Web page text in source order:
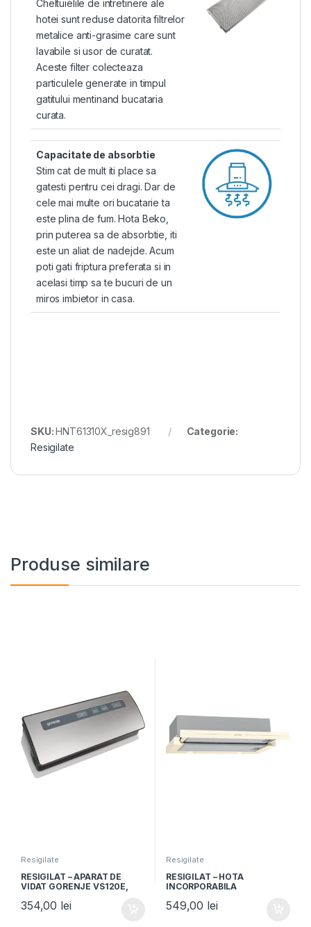
Cheltuielile de intretinere ale
hotei sunt reduse datorita filtrelor
metalice anti-grasime care sunt
lavabile si usor de curatat.
Aceste filter colecteaza
particulele generate in timpul
gatitului mentinand bucataria
curata.
Capacitate de absorbtie
Stim cat de mult iti place sa
gatesti pentru cei dragi. Dar de
cele mai multe ori bucatarie ta
este plina de fum. Hota Beko,
prin puterea sa de absorbtie, iti
este un aliat de nadejde. Acum
poti gati friptura preferata si in
acelasi timp sa te bucuri de un
miros imbietor in casa.
SKU:HNT61310X_resig891
Categorie:
Resigilate
Produse similare
Resigilate
RESIGILAT – APARAT DE
VIDAT GORENJE VS120E,
uscata, Functie sigilare,
354,00 lei
Resigilate
RESIGILAT – HOTA
INCORPORABILA
BHP62CLI, Clasa C, 60cm, 1
549,00 lei